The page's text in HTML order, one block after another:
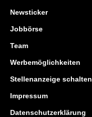
Newsticker
Jobbörse
Team
Werbemöglichkeiten
Stellenanzeige schalten
Impressum
Datenschutzerklärung